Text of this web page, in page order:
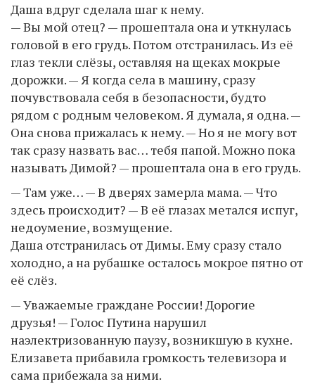
Даша вдруг сделала шаг к нему.
— Вы мой отец? — прошептала она и уткнулась
головой в его грудь. Потом отстранилась. Из её
глаз текли слёзы, оставляя на щеках мокрые
дорожки. — Я когда села в машину, сразу
почувствовала себя в безопасности, будто
рядом с родным человеком. Я думала, я одна. —
Она снова прижалась к нему. — Но я не могу вот
так сразу назвать вас… тебя папой. Можно пока
называть Димой? — прошептала она в его грудь.
— Там уже… — В дверях замерла мама. — Что
здесь происходит? — В её глазах метался испуг,
недоумение, возмущение.
Даша отстранилась от Димы. Ему сразу стало
холодно, а на рубашке осталось мокрое пятно от
её слёз.
— Уважаемые граждане России! Дорогие
друзья! — Голос Путина нарушил
наэлектризованную паузу, возникшую в кухне.
Елизавета прибавила громкость телевизора и
сама прибежала за ними.